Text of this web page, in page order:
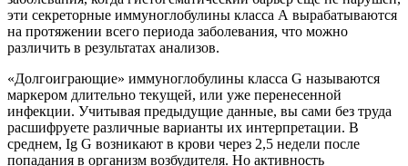
эти секреторные иммуноглобулины класса А вырабатываются
на протяжении всего периода заболевания, что можно
различить в результатах анализов.
«Долгоиграющие» иммуноглобулины класса G называются
маркером длительно текущей, или уже перенесенной
инфекции. Учитывая предыдущие данные, вы сами без труда
расшифруете различные варианты их интерпретации. В
среднем, Ig G возникают в крови через 2,5 недели после
попадания в организм возбудителя. Но активность